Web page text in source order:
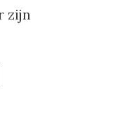
zijn